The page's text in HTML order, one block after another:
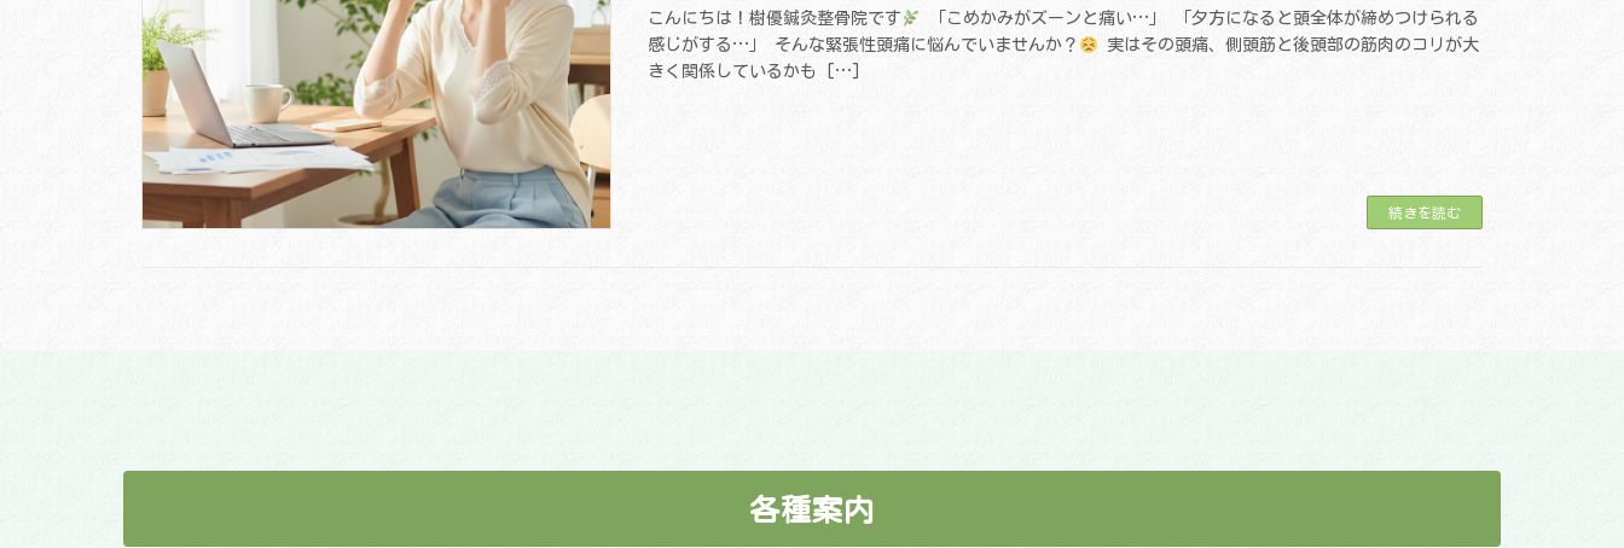
こんにちは！樹優鍼灸整骨院です
「こめかみがズーンと痛い…」 「夕方になると頭全体が締めつけられる
感じがする…」 そんな緊張性頭痛に悩んでいませんか？
実はその頭痛、側頭筋と後頭部の筋肉のコリが大
きく関係しているかも […]
続きを読む
各種案内